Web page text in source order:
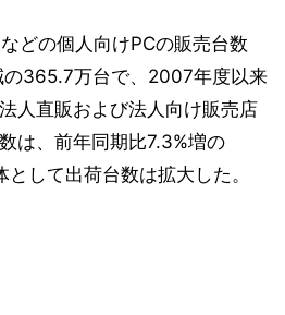
どの個人向けPCの販売台数
の365.7万台で、2007年度以来
人直販および法人向け販売店
は、前年同期比7.3%増の
して出荷台数は拡大した。